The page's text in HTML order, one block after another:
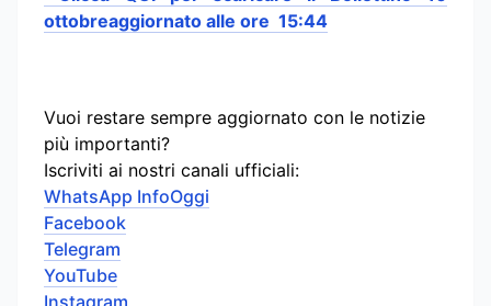
ottobreaggiornato alle ore 15:44
Vuoi restare sempre aggiornato con le notizie
più importanti?
Iscriviti ai nostri canali ufficiali:
WhatsApp InfoOggi
Facebook
Telegram
YouTube